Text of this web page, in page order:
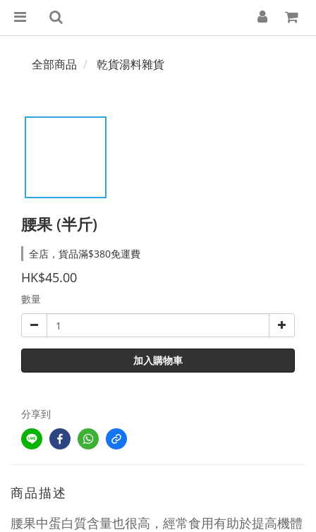
全部商品 乾貨湯料雜貨
腰果 (半斤)
全店，貨品滿$380免運費
HK$45.00
數量
加入購物車
分享到
商品描述
腰果中蛋白質含量也很高，經常食用有助於提高機體